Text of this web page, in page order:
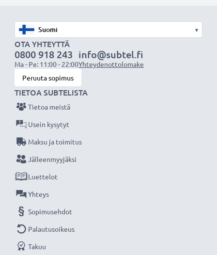
▾
OTA YHTEYTTÄ
0800 918 243
Ma - Pe: 11:00 - 22:00
info@subtel.fi
Yhteydenottolomake
Peruuta sopimus
TIETOA SUBTELISTA
Tietoa meistä
Usein kysytyt
Maksu ja toimitus
Jälleenmyyjäksi
Luettelot
Yhteys
Sopimusehdot
Palautusoikeus
Takuu